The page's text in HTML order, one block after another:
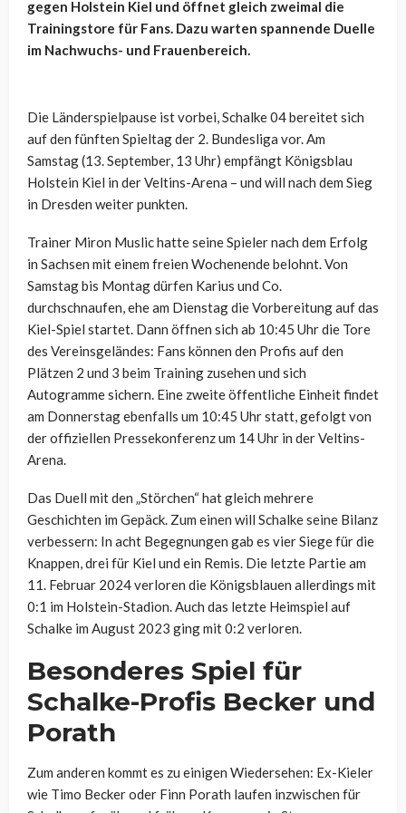
gegen Holstein Kiel und öffnet gleich zweimal die
Trainingstore für Fans. Dazu warten spannende Duelle
im Nachwuchs- und Frauenbereich.
Die Länderspielpause ist vorbei, Schalke 04 bereitet sich
auf den fünften Spieltag der 2. Bundesliga vor. Am
Samstag (13. September, 13 Uhr) empfängt Königsblau
Holstein Kiel in der Veltins-Arena – und will nach dem Sieg
in Dresden weiter punkten.
Trainer Miron Muslic hatte seine Spieler nach dem Erfolg
in Sachsen mit einem freien Wochenende belohnt. Von
Samstag bis Montag dürfen Karius und Co.
durchschnaufen, ehe am Dienstag die Vorbereitung auf das
Kiel-Spiel startet. Dann öffnen sich ab 10:45 Uhr die Tore
des Vereinsgeländes: Fans können den Profis auf den
Plätzen 2 und 3 beim Training zusehen und sich
Autogramme sichern. Eine zweite öffentliche Einheit findet
am Donnerstag ebenfalls um 10:45 Uhr statt, gefolgt von
der offiziellen Pressekonferenz um 14 Uhr in der Veltins-
Arena.
Das Duell mit den „Störchen“ hat gleich mehrere
Geschichten im Gepäck. Zum einen will Schalke seine Bilanz
verbessern: In acht Begegnungen gab es vier Siege für die
Knappen, drei für Kiel und ein Remis. Die letzte Partie am
11. Februar 2024 verloren die Königsblauen allerdings mit
0:1 im Holstein-Stadion. Auch das letzte Heimspiel auf
Schalke im August 2023 ging mit 0:2 verloren.
Besonderes Spiel für
Schalke-Profis Becker und
Porath
Zum anderen kommt es zu einigen Wiedersehen: Ex-Kieler
wie Timo Becker oder Finn Porath laufen inzwischen für